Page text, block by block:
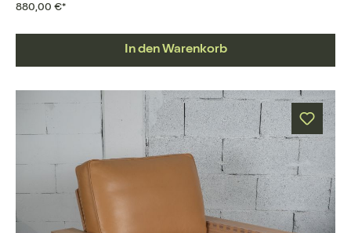
880,00 €*
In den Warenkorb